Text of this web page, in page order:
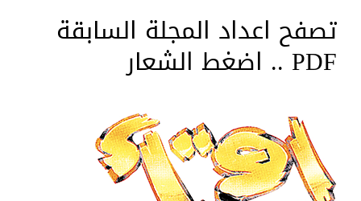
تصفح اعداد المجلة السابقة
PDF .. اضغط الشعار